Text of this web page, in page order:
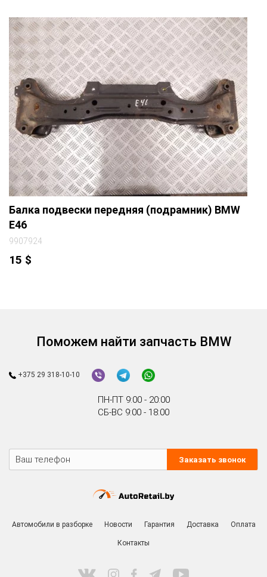
Балка подвески передняя (подрамник) BMW
E46
9907924
15 $
Поможем найти запчасть BMW
+375 29 318-10-10
ПН-ПТ 9:00 - 20:00
СБ-ВС 9:00 - 18:00
Заказать звонок
Автомобили в разборке Новости Гарантия Доставка Оплата
Контакты